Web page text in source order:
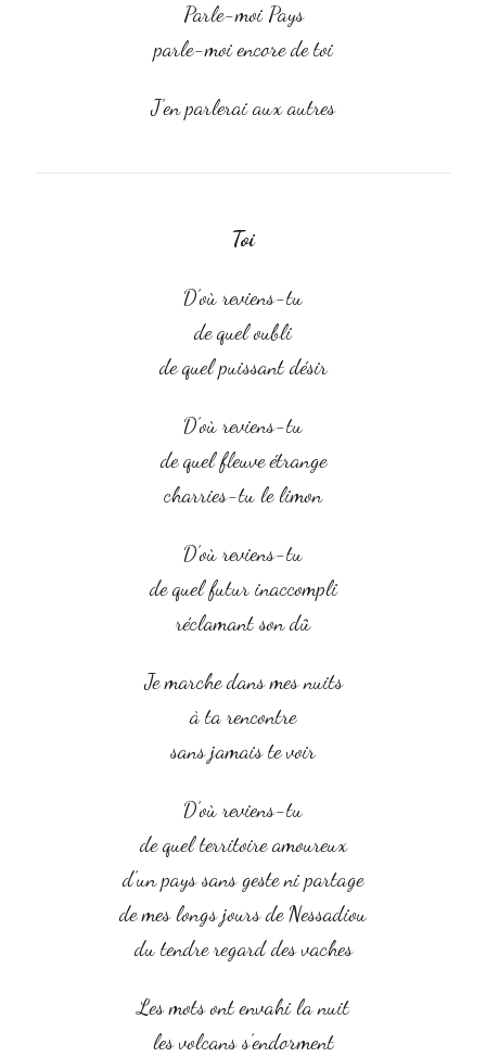
Parle-moi Pays
parle-moi encore de toi
J’en parlerai aux autres
Toi
D’où reviens-tu
de quel oubli
de quel puissant désir
D’où reviens-tu
de quel fleuve étrange
charries-tu le limon
D’où reviens-tu
de quel futur inaccompli
réclamant son dû
Je marche dans mes nuits
à ta rencontre
sans jamais te voir
D’où reviens-tu
de quel territoire amoureux
d’un pays sans geste ni partage
de mes longs jours de Nessadiou
du tendre regard des vaches
Les mots ont envahi la nuit
les volcans s’endorment